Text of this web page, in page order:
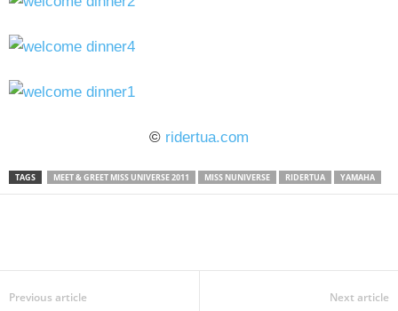
© ridertua.com
TAGS MEET & GREET MISS UNIVERSE 2011 MISS NUNIVERSE RIDERTUA YAMAHA
Previous article Next article